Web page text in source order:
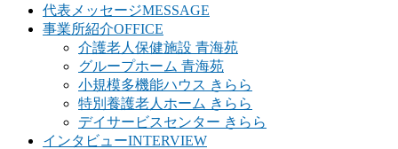
代表メッセージMESSAGE
事業所紹介OFFICE
介護老人保健施設 青海苑
グループホーム 青海苑
小規模多機能ハウス きらら
特別養護老人ホーム きらら
デイサービスセンター きらら
インタビューINTERVIEW